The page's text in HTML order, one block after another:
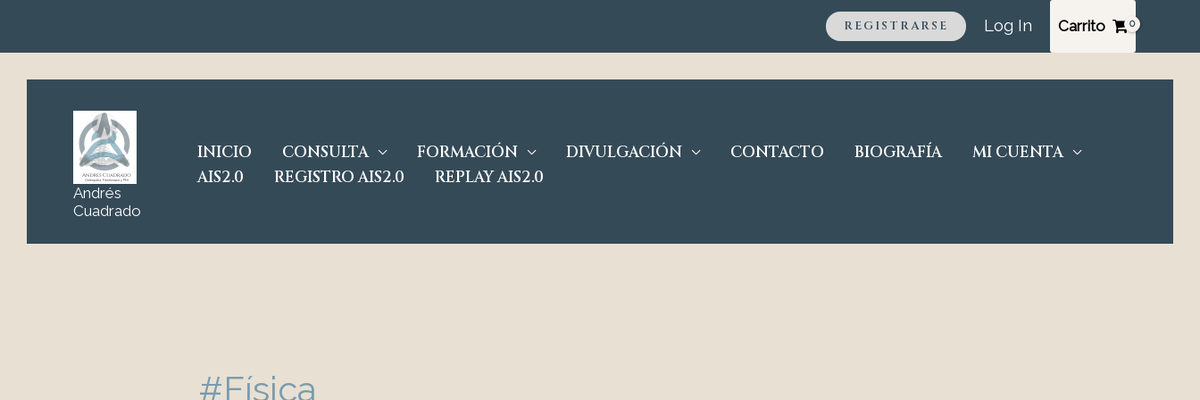
REGISTRARSE Log In Carrito
Andrés
Cuadrado
INICIO CONSULTA FORMACIÓN DIVULGACIÓN CONTACTO BIOGRAFÍA
MI CUENTA
AIS2.0
REGISTRO AIS2.0 REPLAY AIS2.0
#Física